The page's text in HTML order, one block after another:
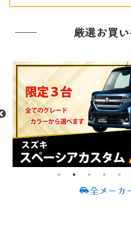
厳選お買
全メーカ